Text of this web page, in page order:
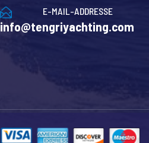
E-MAIL-ADDRESSE
info@tengriyachting.com